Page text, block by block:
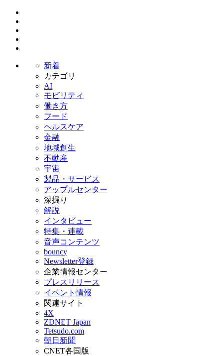
新着
カテゴリ
AI
モビリティ
働き方
フード
ヘルスケア
金融
地域創生
不動産
宇宙
製品・サービス
アップルセンター
深掘り
解説
インタビュー
特集・連載
音声コンテンツ
bouncy
Newsletter登録
企業情報センター
プレスリリース
イベント情報
関連サイト
4X
ZDNET Japan
Tetsudo.com
朝日新聞
CNET各国版